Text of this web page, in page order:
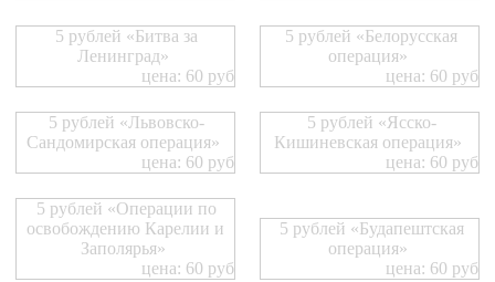
5 рублей «Битва за
Ленинград»
цена: 60 руб
5 рублей «Белорусская
операция»
цена: 60 руб
5 рублей «Львовско-
Сандомирская операция»
цена: 60 руб
5 рублей «Ясско-
Кишиневская операция»
цена: 60 руб
5 рублей «Операции по
освобождению Карелии и
Заполярья»
цена: 60 руб
5 рублей «Будапештская
операция»
цена: 60 руб